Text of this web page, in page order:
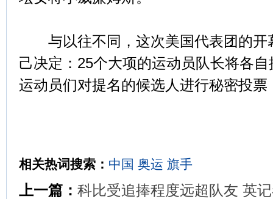
与以往不同，这次美国代表团的开
己决定：25个大项的运动员队长将各
运动员们对提名的候选人进行秘密投票
相关热词搜索： 中国 奥运 旗手
上一篇： 科比受追捧程度远超队友 英